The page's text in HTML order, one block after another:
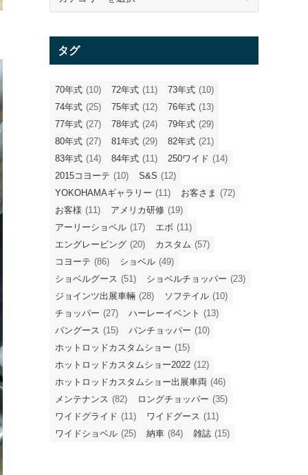
リ
タグ
70年式 (10) 72年式 (11) 73年式 (10)
74年式 (25) 75年式 (12) 76年式 (13)
77年式 (27) 78年式 (24) 79年式 (29)
80年式 (27) 81年式 (29) 82年式 (21)
83年式 (14) 84年式 (11) 250ワイド (14)
2015コヨーテ (10) S&S (12)
YOKOHAMAギャラリー (11) お客さま (72)
お客様 (11) アメリカ研修 (19)
アーリーショベル (17) エボ (11)
エングレービング (20) カスタム (57)
コヨーテ (86) ショベル (49)
ショベルグース (51) ショベルチョッパー (23)
ジョインツ出展車輛 (28) ソフテイル (10)
チョッパー (27) ハーレーイベント (13)
パングース (15) パンチョッパー (10)
ホットロッドカスタムショー (15)
ホットロッドカスタムショー2022 (12)
ホットロッドカスタムショー出展車両 (46)
メンテナンス (82) ロングチョッパー (35)
ワイドグライド (11) ワイドグース (11)
ワイドショベル (25) 納車 (84) 雑誌 (15)